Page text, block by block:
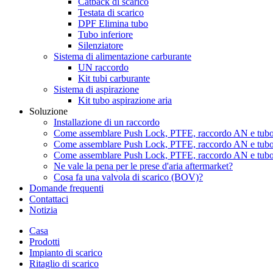
Testata di scarico
DPF Elimina tubo
Tubo inferiore
Silenziatore
Sistema di alimentazione carburante
UN raccordo
Kit tubi carburante
Sistema di aspirazione
Kit tubo aspirazione aria
Soluzione
Installazione di un raccordo
Come assemblare Push Lock, PTFE, raccordo AN e
Come assemblare Push Lock, PTFE, raccordo AN e
Come assemblare Push Lock, PTFE, raccordo AN e
Ne vale la pena per le prese d'aria aftermarket?
Cosa fa una valvola di scarico (BOV)?
Domande frequenti
Contattaci
Notizia
Casa
Prodotti
Impianto di scarico
Ritaglio di scarico